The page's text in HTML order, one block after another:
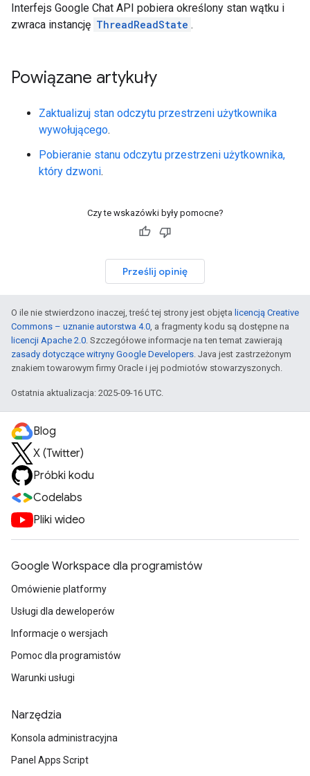
Interfejs Google Chat API pobiera określony stan wątku i
zwraca instancję ThreadReadState .
Powiązane artykuły
Zaktualizuj stan odczytu przestrzeni użytkownika
wywołującego.
Pobieranie stanu odczytu przestrzeni użytkownika,
który dzwoni.
Czy te wskazówki były pomocne?
Prześlij opinię
O ile nie stwierdzono inaczej, treść tej strony jest objęta licencją Creative
Commons – uznanie autorstwa 4.0, a fragmenty kodu są dostępne na
licencji Apache 2.0. Szczegółowe informacje na ten temat zawierają
zasady dotyczące witryny Google Developers. Java jest zastrzeżonym
znakiem towarowym firmy Oracle i jej podmiotów stowarzyszonych.
Ostatnia aktualizacja: 2025-09-16 UTC.
Blog
X (Twitter)
Próbki kodu
Codelabs
Pliki wideo
Google Workspace dla programistów
Omówienie platformy
Usługi dla deweloperów
Informacje o wersjach
Pomoc dla programistów
Warunki usługi
Narzędzia
Konsola administracyjna
Panel Apps Script